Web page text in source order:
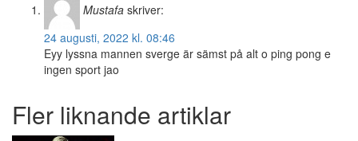
Mustafa skriver:
24 augusti, 2022 kl. 08:46
Eyy lyssna mannen sverge är sämst på alt o ping pong e
ingen sport jao
Fler liknande artiklar